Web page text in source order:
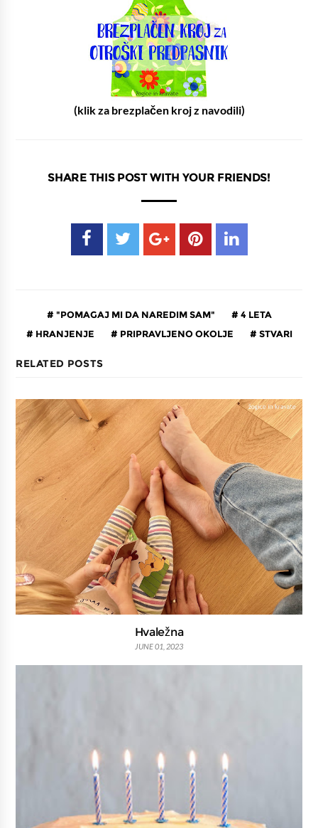
(klik za brezplačen kroj z navodili)
SHARE THIS POST WITH YOUR FRIENDS!
"POMAGAJ MI DA NAREDIM SAM"
4 LETA
HRANJENJE
PRIPRAVLJENO OKOLJE STVARI
RELATED POSTS
Hvaležna
JUNE 01, 2023